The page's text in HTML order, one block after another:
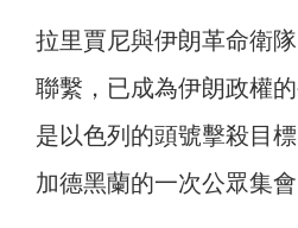
拉里賈尼與伊朗革命衛
聯繫，已成為伊朗政權
是以色列的頭號擊殺目
加德黑蘭的一次公眾集會